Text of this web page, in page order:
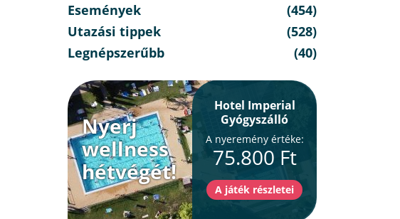
Események
(454)
Utazási tippek
(528)
Legnépszerűbb
(40)
Nyerj
wellness
hétvégét!
Hotel Imperial
Gyógyszálló
A nyeremény értéke:
75.800 Ft